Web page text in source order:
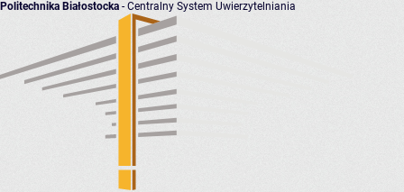
Politechnika Białostocka - Centralny System Uwierzytelniania